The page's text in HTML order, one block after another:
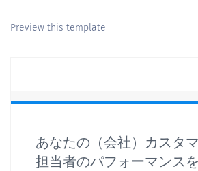
Preview this template